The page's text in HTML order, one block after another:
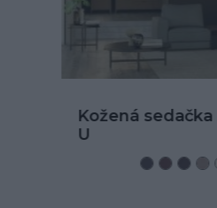
Kožená rohová